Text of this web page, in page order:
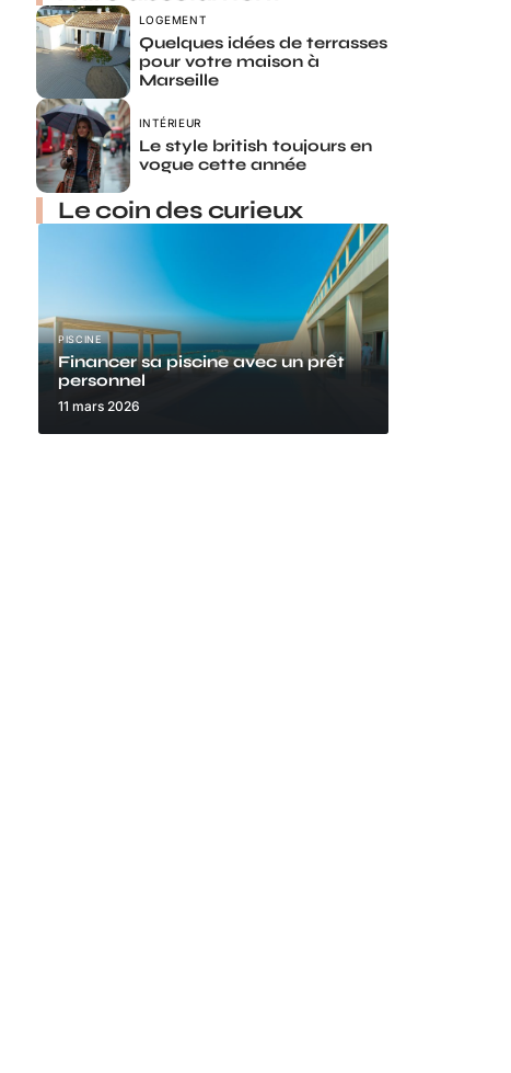
LOGEMENT
Quelques idées de terrasses
pour votre maison à
Marseille
INTÉRIEUR
Le style british toujours en
vogue cette année
Le coin des curieux
PISCINE
Financer sa piscine avec un prêt
personnel
11 mars 2026